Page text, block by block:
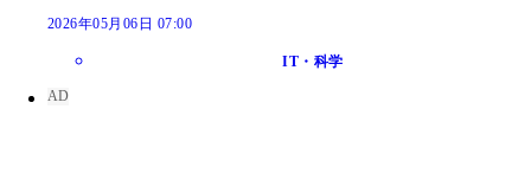
2026年05月06日 07:00
IT・科学